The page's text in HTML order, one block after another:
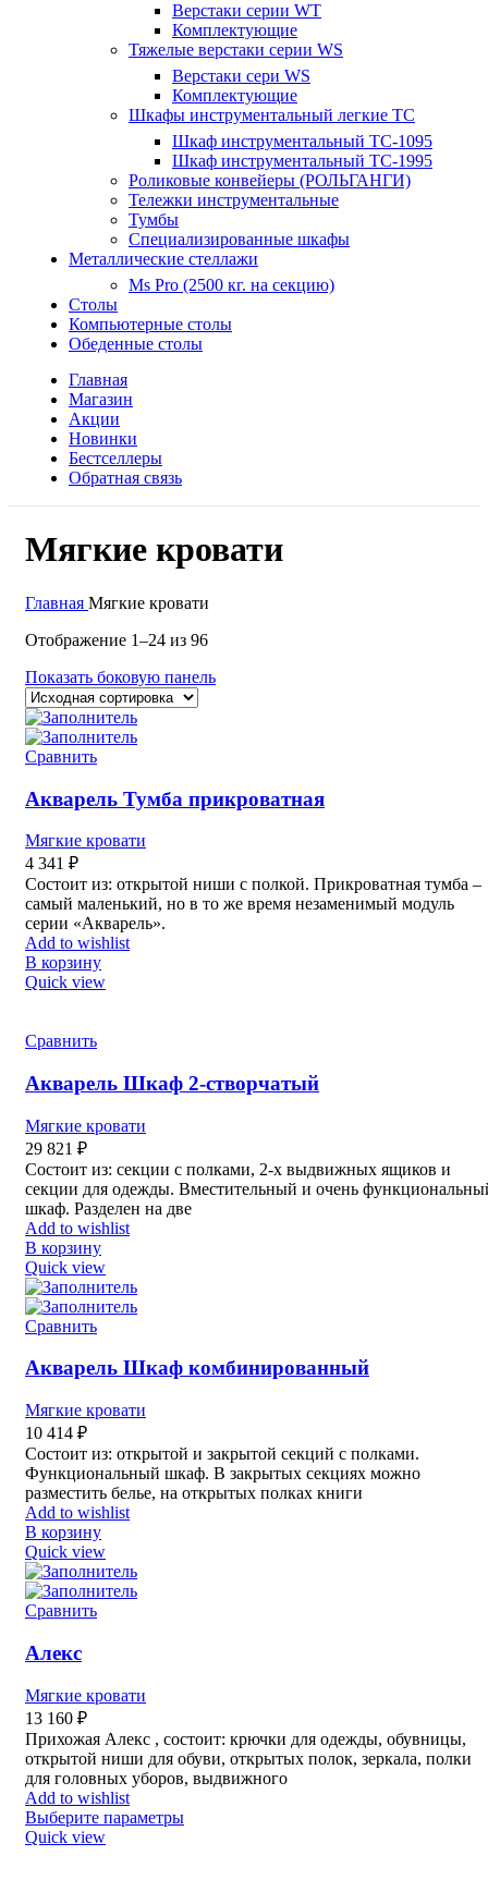
Верстаки серии WT
Комплектующие
Тяжелые верстаки серии WS
Верстаки сери WS
Комплектующие
Шкафы инструментальный легкие ТС
Шкаф инструментальный TC-1095
Шкаф инструментальный TC-1995
Роликовые конвейеры (РОЛЬГАНГИ)
Тележки инструментальные
Тумбы
Специализированные шкафы
Металлические стеллажи
Ms Pro (2500 кг. на секцию)
Столы
Компьютерные столы
Обеденные столы
Главная
Магазин
Акции
Новинки
Бестселлеры
Обратная связь
Мягкие кровати
Главная Мягкие кровати
Отображение 1–24 из 96
Показать боковую панель
Сравнить
Акварель Тумба прикроватная
Мягкие кровати
4 341 ₽
Состоит из: открытой ниши с полкой. Прикроватная тумба –
самый маленький, но в то же время незаменимый модуль
серии «Акварель».
Add to wishlist
В корзину
Quick view
Сравнить
Акварель Шкаф 2-створчатый
Мягкие кровати
29 821 ₽
Состоит из: секции с полками, 2-х выдвижных ящиков и
секции для одежды. Вместительный и очень
шкаф. Разделен на две
Add to wishlist
В корзину
Quick view
Сравнить
Акварель Шкаф комбинированный
Мягкие кровати
10 414 ₽
Состоит из: открытой и закрытой секций с полками.
Функциональный шкаф. В закрытых секциях можно
разместить белье, на открытых полках книги
Add to wishlist
В корзину
Quick view
Сравнить
Алекс
Мягкие кровати
13 160 ₽
Прихожая Алекс , состоит: крючки для одежды, обувницы,
открытой ниши для обуви, открытых полок, зеркала, полки
для головных уборов, выдвижного
Add to wishlist
Выберите параметры
Quick view